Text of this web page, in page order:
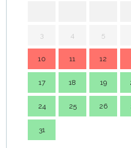
3 4 5
10 11 12
17 18 19
24 25 26
31